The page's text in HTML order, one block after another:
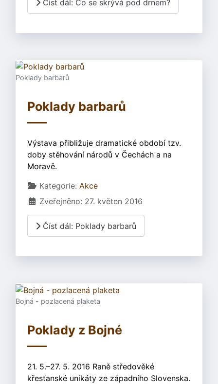
Číst dál: Co se skrývá pod drnem?
Poklady barbarů
Poklady barbarů
Výstava přibližuje dramatické období tzv.
doby stěhování národů v Čechách a na
Moravě.
Základní údaje
Kategorie: Akce
Zveřejněno: 27. květen 2016
Číst dál: Poklady barbarů
Bojná - pozlacená plaketa
Poklady z Bojné
21. 5.–27. 5. 2016 Raně středověké
křesťanské unikáty ze západního Slovenska.